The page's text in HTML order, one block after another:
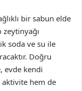
bir sabun elde
soda ve su ile
Doğru
evde kendi
hem de